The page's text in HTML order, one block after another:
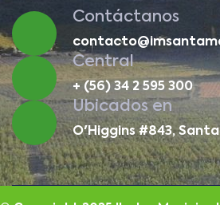
Contáctanos
Central
+ (56) 34 2 595 300
Ubicados en
O'Higgins #843,